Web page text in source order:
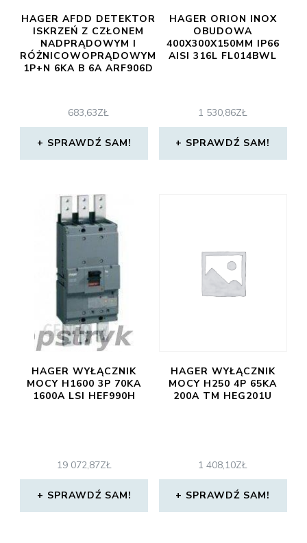
HAGER AFDD DETEKTOR
ISKRZEŃ Z CZŁONEM
NADPRĄDOWYM I
RÓŻNICOWOPRĄDOWYM
1P+N 6KA B 6A ARF906D
683,63ZŁ
SPRAWDŹ SAM!
HAGER ORION INOX
OBUDOWA
400X300X150MM IP66
AISI 316L FL014BWL
1 530,86ZŁ
SPRAWDŹ SAM!
HAGER WYŁĄCZNIK
MOCY H1600 3P 70KA
1600A LSI HEF990H
19 072,87ZŁ
SPRAWDŹ SAM!
HAGER WYŁĄCZNIK
MOCY H250 4P 65KA
200A TM HEG201U
1 408,10ZŁ
SPRAWDŹ SAM!